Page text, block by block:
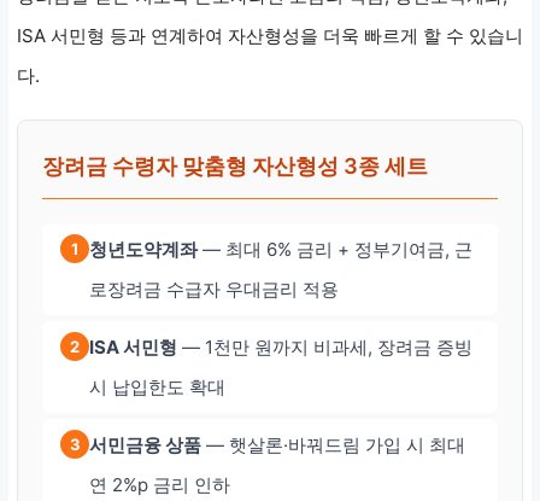
ISA 서민형 등과 연계하여 자산형성을 더욱 빠르게 할 수 있습니
다.
장려금 수령자 맞춤형 자산형성 3종 세트
1 청년도약계좌— 최대 6% 금리 + 정부기여금, 근
로장려금 수급자 우대금리 적용
2 ISA 서민형 — 1천만 원까지 비과세, 장려금 증빙
시 납입한도 확대
3 서민금융 상품 — 햇살론·바꿔드림 가입 시 최대
연 2%p 금리 인하